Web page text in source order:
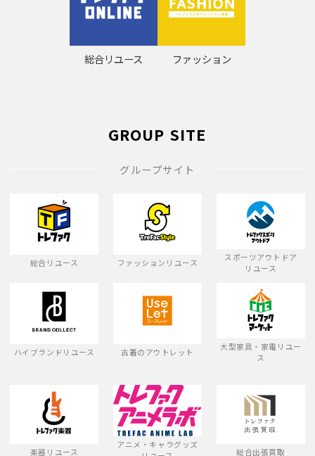
総合リユース ファッション
GROUP SITE
グループサイト
総合リユース ファッションリユース
スポーツアウトドア
リユース
ハイブランドリユース 古着のアウトレット
大型家具・家電リユー
ス
楽器リユース
アニメ・キャラグッズ
総合出張買取